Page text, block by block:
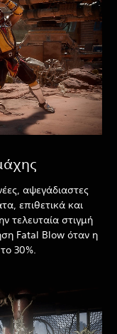
αψεγάδιαστες
επιθετικά και
τελευταία στιγμή
Fatal Blow όταν η
30%.